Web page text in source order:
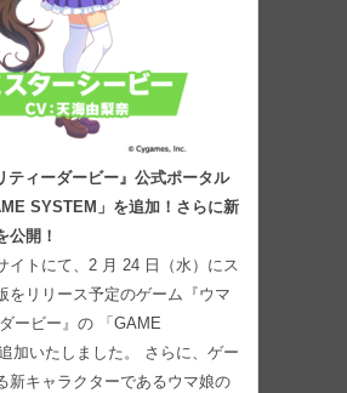
ティーダービー』公式ポータル
SYSTEM」を追加！さらに新
公開！
イトにて、2 月 24 日（水）にス
をリリース予定のゲーム『ウマ
ービー』の 「GAME
加いたしました。 さらに、ゲー
新キャラクターであるウマ娘の